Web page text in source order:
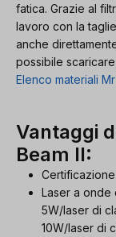
fatica. Grazie al
lavoro con la
anche
possibile
Elenco materiali
Vantaggi
Beam II:
Certificazione
Laser a onde
5W/laser di
10W/laser di